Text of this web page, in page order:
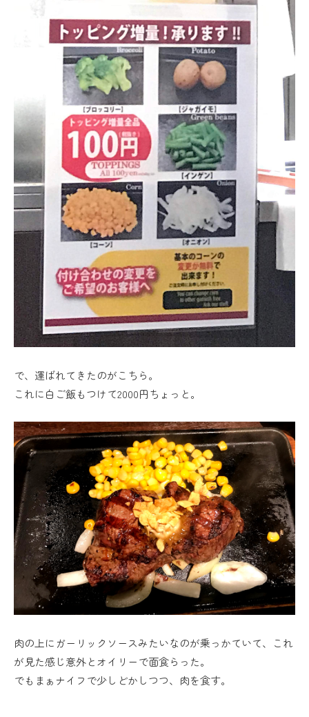
で、運ばれてきたのがこちら。
これに白ご飯もつけて2000円ちょっと。
肉の上にガーリックソースみたいなのが乗っかていて、これ
が見た感じ意外とオイリーで面食らった。
でもまぁナイフで少しどかしつつ、肉を食す。